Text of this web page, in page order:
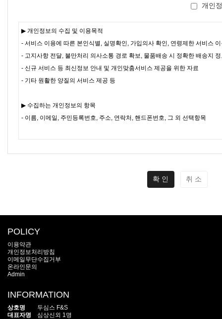
개인
확 인 취 소
POLICY
이용약관
개인정보처리방침
이메일무단수집거부
온라인문의
Admin
INFORMATION
상호명 두심스 F&S
대표자명 심상신외 1명